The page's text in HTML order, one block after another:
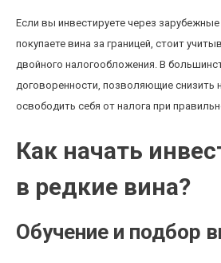
Если вы инвестируете через
покупаете вина за границей, стоит
двойного налогообложения. В
договоренности, позволяющие снизить
освободить себя от налога при
Как начать
в редкие вина?
Обучение и подбор